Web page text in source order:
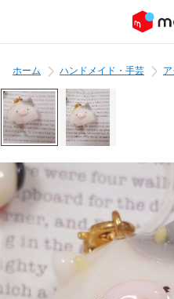
ホーム ハンドメイド・手芸